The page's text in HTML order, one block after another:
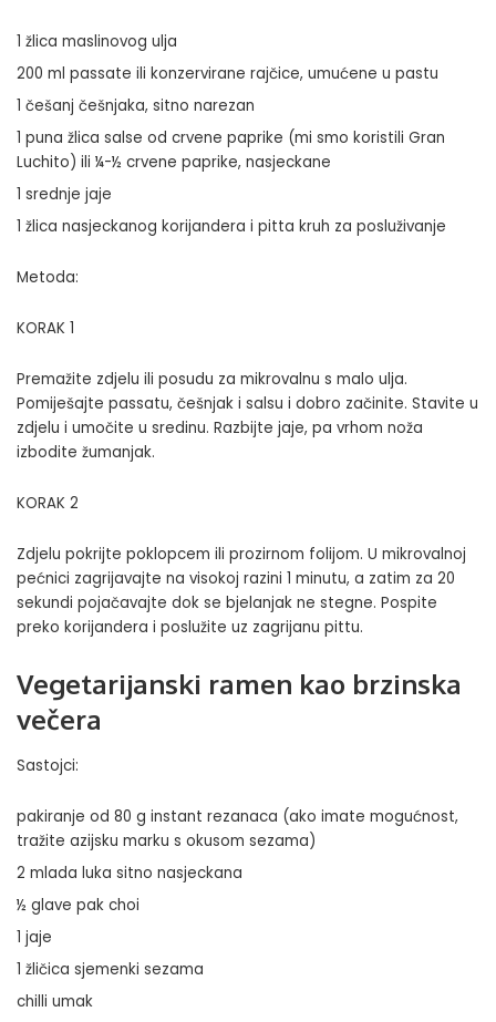
1 žlica maslinovog ulja
200 ml passate ili konzervirane rajčice, umućene u pastu
1 češanj češnjaka, sitno narezan
1 puna žlica salse od crvene paprike (mi smo koristili Gran
Luchito) ili ¼-½ crvene paprike, nasjeckane
1 srednje jaje
1 žlica nasjeckanog korijandera i pitta kruh za posluživanje
Metoda:
KORAK 1
Premažite zdjelu ili posudu za mikrovalnu s malo ulja.
Pomiješajte passatu, češnjak i salsu i dobro začinite. Stavite u
zdjelu i umočite u sredinu. Razbijte jaje, pa vrhom noža
izbodite žumanjak.
KORAK 2
Zdjelu pokrijte poklopcem ili prozirnom folijom. U mikrovalnoj
pećnici zagrijavajte na visokoj razini 1 minutu, a zatim za 20
sekundi pojačavajte dok se bjelanjak ne stegne. Pospite
preko korijandera i poslužite uz zagrijanu pittu.
Vegetarijanski ramen kao brzinska
večera
Sastojci:
pakiranje od 80 g instant rezanaca (ako imate mogućnost,
tražite azijsku marku s okusom sezama)
2 mlada luka sitno nasjeckana
½ glave pak choi
1 jaje
1 žličica sjemenki sezama
chilli umak